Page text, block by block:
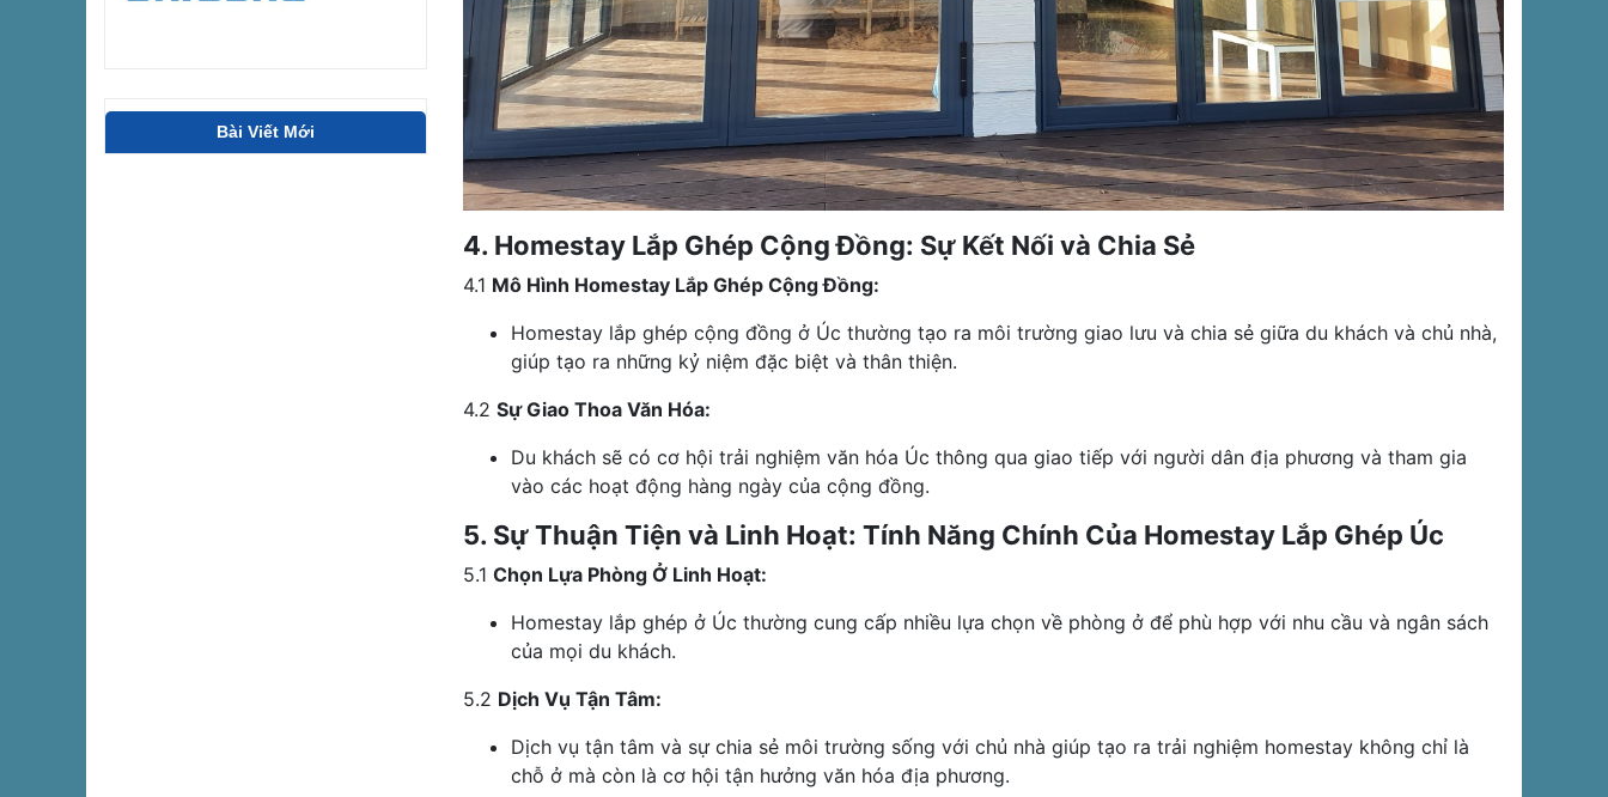
Bài Viết Mới
4. Homestay Lắp Ghép Cộng Đồng: Sự Kết Nối và Chia Sẻ
4.1 Mô Hình Homestay Lắp Ghép Cộng Đồng:
Homestay lắp ghép cộng đồng ở Úc thường tạo ra môi trường giao lưu và chia sẻ giữa du khách và chủ nhà,
giúp tạo ra những kỷ niệm đặc biệt và thân thiện.
4.2 Sự Giao Thoa Văn Hóa:
Du khách sẽ có cơ hội trải nghiệm văn hóa Úc thông qua giao tiếp với người dân địa phương và tham gia
vào các hoạt động hàng ngày của cộng đồng.
5. Sự Thuận Tiện và Linh Hoạt: Tính Năng Chính Của Homestay Lắp Ghép Úc
5.1 Chọn Lựa Phòng Ở Linh Hoạt:
Homestay lắp ghép ở Úc thường cung cấp nhiều lựa chọn về phòng ở để phù hợp với nhu cầu và ngân sách
của mọi du khách.
5.2 Dịch Vụ Tận Tâm:
Dịch vụ tận tâm và sự chia sẻ môi trường sống với chủ nhà giúp tạo ra trải nghiệm homestay không chỉ là
chỗ ở mà còn là cơ hội tận hưởng văn hóa địa phương.